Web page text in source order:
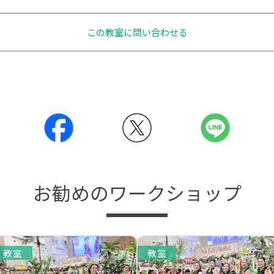
この教室に問い合わせる
お勧めのワークショップ
教室 教室